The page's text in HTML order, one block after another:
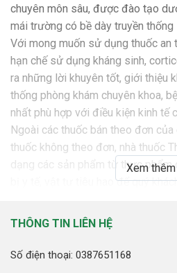
Bệnh nhân suy gan
Không cần điều chỉnh liều cho
Ở bệnh nhân suy gan kèm theo
liều (xem mục “Điều chỉnh liều
ở trên).
Cách dùng:
Khi cần thiết phải dùng thuốc
khó nuốt, hôn mê), có thể dùng
qua đường tĩnh mạch. Thuốc
6. Chống chỉ định
pyrrolidone hay với bất kỳ
chuyên môn sâu, được đào tạo
mái trường có bề dày truyền
Với mong muốn sử dụng thuốc an
hạn chế sử dụng kháng sinh,
ra những lời khuyên tốt, giới thiệu
thống phòng khám chuyên khoa,
nhất phù hợp với điều kiện kinh tế
Ngoài các thuốc bán theo đơn
thuốc không theo đơn, nhà thuốc
dạng các sản phẩm từ thực
bị y tế, vật tư tiêu hao để quý
SỨ MỆNH
Nhà thuốc Thanh Xuân cam kết
Xem thêm
THÔNG TIN LIÊN HỆ
Số điện thoại: 0387651168